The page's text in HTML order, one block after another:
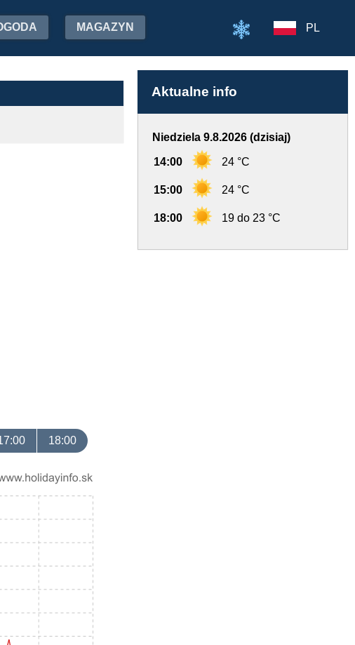
MAGAZYN PL
Aktualne info
Niedziela 9.8.2026 (dzisiaj)
14:00 24 °C
15:00 24 °C
18:00 19 do 23 °C
18:00